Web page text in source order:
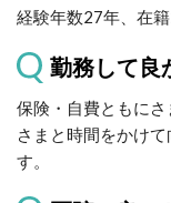
経験年数27年、在
勤務して良
保険・自費ともに
さまと時間をかけ
す。